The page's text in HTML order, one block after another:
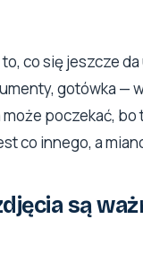
co się jeszcze
gotówka —
poczekać, bo
co innego, a
są